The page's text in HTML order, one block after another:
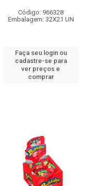
Código: 966328
Embalagem: 32X21 UN
Faça seu login ou
cadastre-se para
ver preços e
comprar